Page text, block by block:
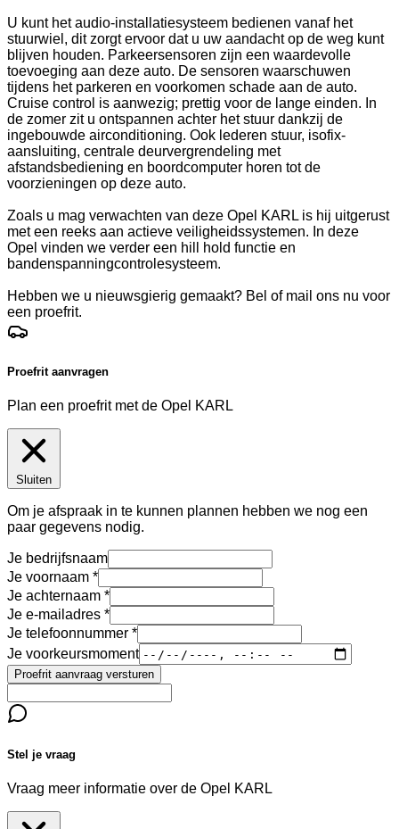
U kunt het audio-installatiesysteem bedienen vanaf het
stuurwiel, dit zorgt ervoor dat u uw aandacht op de weg kunt
blijven houden. Parkeersensoren zijn een waardevolle
toevoeging aan deze auto. De sensoren waarschuwen
tijdens het parkeren en voorkomen schade aan de auto.
Cruise control is aanwezig; prettig voor de lange einden. In
de zomer zit u ontspannen achter het stuur dankzij de
ingebouwde airconditioning. Ook lederen stuur, isofix-
aansluiting, centrale deurvergrendeling met
afstandsbediening en boordcomputer horen tot de
voorzieningen op deze auto.
Zoals u mag verwachten van deze Opel KARL is hij uitgerust
met een reeks aan actieve veiligheidssystemen. In deze
Opel vinden we verder een hill hold functie en
bandenspanningcontrolesysteem.
Hebben we u nieuwsgierig gemaakt? Bel of mail ons nu voor
een proefrit.
Proefrit aanvragen
Plan een proefrit met de Opel KARL
Sluiten
Om je afspraak in te kunnen plannen hebben we nog een
paar gegevens nodig.
Je bedrijfsnaam
Je voornaam
Je achternaam
Je e-mailadres
Je telefoonnummer
Je voorkeursmoment
Proefrit aanvraag versturen
Stel je vraag
Vraag meer informatie over de Opel KARL